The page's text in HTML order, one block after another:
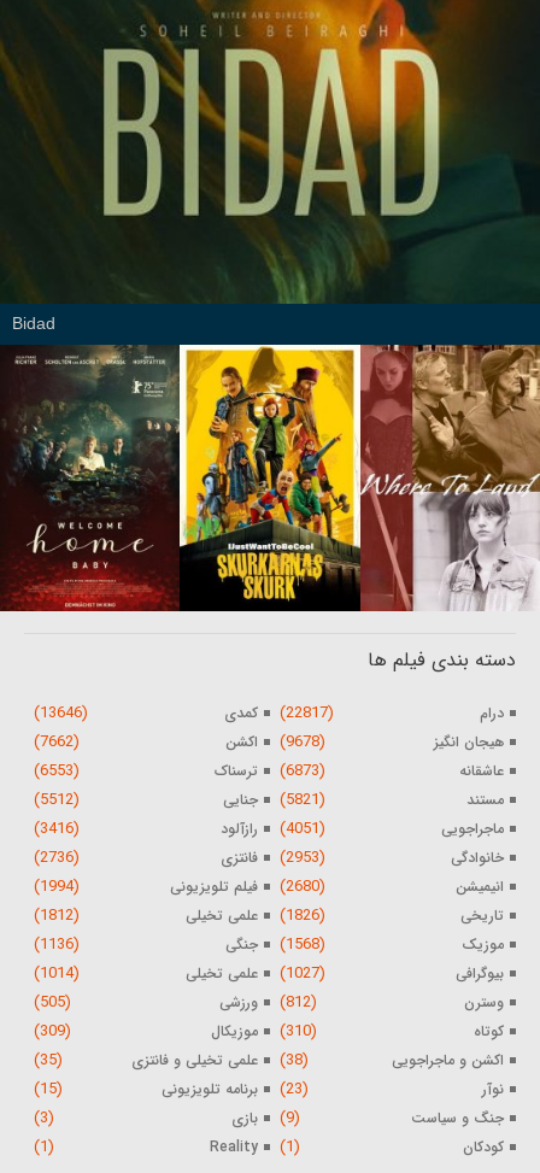
Bidad
دسته بندی فیلم ها
درام (22817) کمدی (13646)
هیجان انگیز (9678) اکشن (7662)
عاشقانه (6873) ترسناک (6553)
مستند (5821) جنایی (5512)
ماجراجویی (4051) رازآلود (3416)
خانوادگی (2953) فانتزی (2736)
انیمیشن (2680) فیلم تلویزیونی (1994)
تاریخی (1826) علمی تخیلی (1812)
موزیک (1568) جنگی (1136)
بیوگرافی (1027) علمی تخیلی (1014)
وسترن (812) ورزشی (505)
کوتاه (310) موزیکال (309)
اکشن و ماجراجویی (38) علمی تخیلی و فانتزی (35)
نوآر (23) برنامه تلویزیونی (15)
جنگ و سیاست (9) بازی (3)
کودکان (1)
Reality
(1)